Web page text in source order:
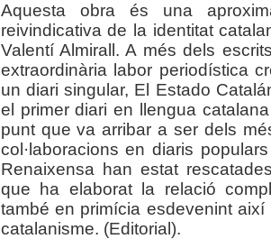
Aquesta obra és una
reivindicativa de la identitat
Valentí Almirall. A més dels
extraordinària labor periodística
un diari singular, El Estado
el primer diari en llengua
punt que va arribar a ser dels
col·laboracions en diaris
Renaixensa han estat
que ha elaborat la relació
també en primícia esdevenint
catalanisme. (Editorial).